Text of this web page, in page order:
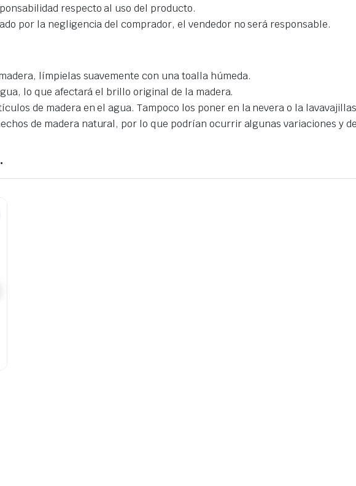
respecto al uso del producto.
por la negligencia del comprador, el vendedor no será responsable.
límpielas suavemente con una toalla húmeda.
lo que afectará el brillo original de la madera.
de madera en el agua. Tampoco los poner en la nevera o la
de madera natural, por lo que podrían ocurrir algunas variaciones y